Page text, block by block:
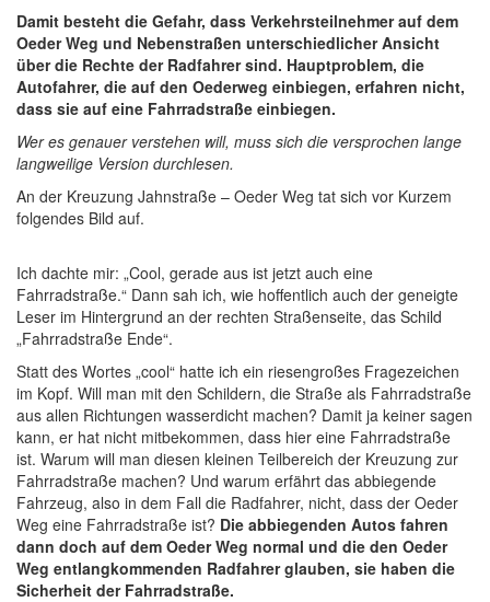
Damit besteht die Gefahr, dass Verkehrsteilnehmer auf dem
Oeder Weg und Nebenstraßen unterschiedlicher Ansicht
über die Rechte der Radfahrer sind. Hauptproblem, die
Autofahrer, die auf den Oederweg einbiegen, erfahren nicht,
dass sie auf eine Fahrradstraße einbiegen.
Wer es genauer verstehen will, muss sich die versprochen lange
langweilige Version durchlesen.
An der Kreuzung Jahnstraße – Oeder Weg tat sich vor Kurzem
folgendes Bild auf.
Ich dachte mir: „Cool, gerade aus ist jetzt auch eine
Fahrradstraße.“ Dann sah ich, wie hoffentlich auch der geneigte
Leser im Hintergrund an der rechten Straßenseite, das Schild
„Fahrradstraße Ende“.
Statt des Wortes „cool“ hatte ich ein riesengroßes Fragezeichen
im Kopf. Will man mit den Schildern, die Straße als Fahrradstraße
aus allen Richtungen wasserdicht machen? Damit ja keiner sagen
kann, er hat nicht mitbekommen, dass hier eine Fahrradstraße
ist. Warum will man diesen kleinen Teilbereich der Kreuzung zur
Fahrradstraße machen? Und warum erfährt das abbiegende
Fahrzeug, also in dem Fall die Radfahrer, nicht, dass der Oeder
Weg eine Fahrradstraße ist? Die abbiegenden Autos fahren
dann doch auf dem Oeder Weg normal und die den Oeder
Weg entlangkommenden Radfahrer glauben, sie haben die
Sicherheit der Fahrradstraße.